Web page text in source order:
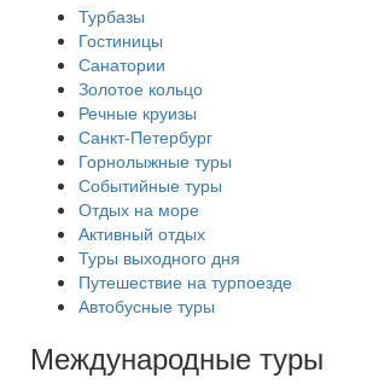
Турбазы
Гостиницы
Санатории
Золотое кольцо
Речные круизы
Санкт-Петербург
Горнолыжные туры
Событийные туры
Отдых на море
Активный отдых
Туры выходного дня
Путешествие на турпоезде
Автобусные туры
Международные туры